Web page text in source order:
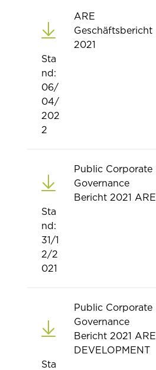
ARE
Geschäftsbericht
2021
Sta
nd:
06/
04/
202
2
Public Corporate
Governance
Bericht 2021 ARE
Sta
nd:
31/1
2/2
021
Public Corporate
Governance
Bericht 2021 ARE
DEVELOPMENT
Sta